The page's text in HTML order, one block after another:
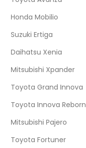
Honda Mobilio
Suzuki Ertiga
Daihatsu Xenia
Mitsubishi Xpander
Toyota Grand Innova
Toyota Innova Reborn
Mitsubishi Pajero
Toyota Fortuner